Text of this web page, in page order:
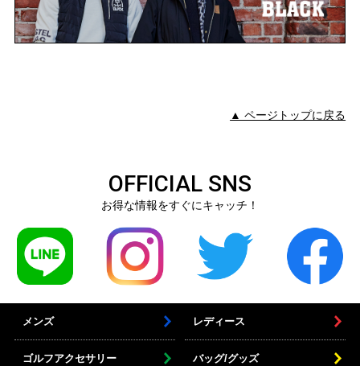
▲ ページトップに戻る
OFFICIAL SNS
お得な情報をすぐにキャッチ！
メンズ レディース
ゴルフアクセサリー バッグ/グッズ